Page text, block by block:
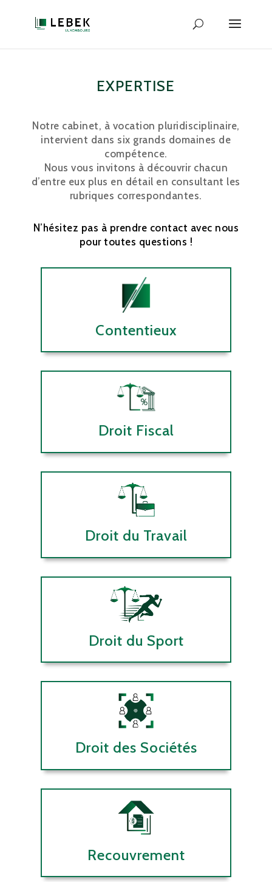
EXPERTISE
Notre cabinet, à vocation pluridisciplinaire,
intervient dans six grands domaines de
compétence.
Nous vous invitons à découvrir chacun
d’entre eux plus en détail en consultant les
rubriques correspondantes.
N’hésitez pas à prendre contact avec nous
pour toutes questions !
Contentieux
Droit Fiscal
Droit du Travail
Droit du Sport
Droit des Sociétés
Recouvrement